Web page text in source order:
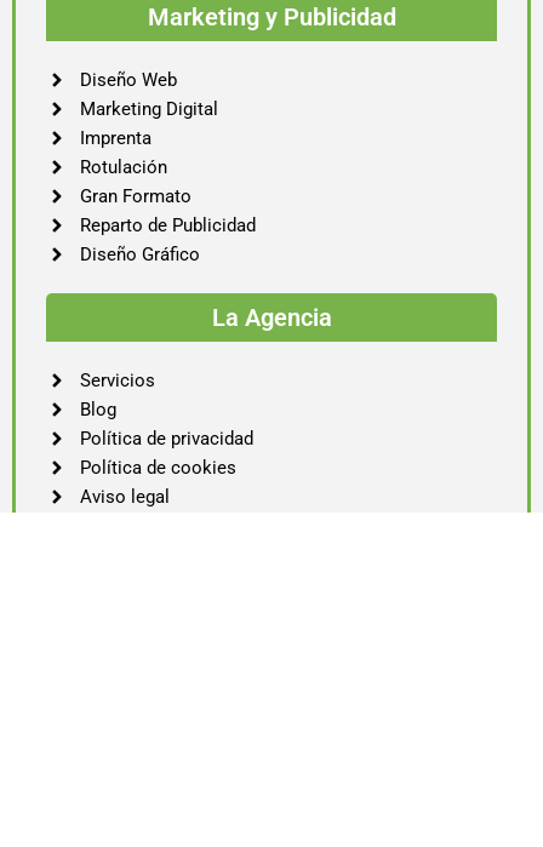
Marketing y Publicidad
Diseño Web
Marketing Digital
Imprenta
Rotulación
Gran Formato
Reparto de Publicidad
Diseño Gráfico
La Agencia
Servicios
Blog
Política de privacidad
Política de cookies
Aviso legal